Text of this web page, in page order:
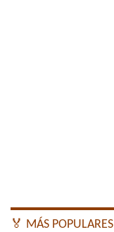
🏅 MÁS POPULARES